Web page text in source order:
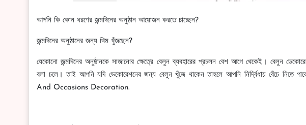
আপনি কি কোন ধরণের জন্মদিনের অনুষ্ঠান আয়োজন করতে চাচ্ছেন?
জন্মদিনের অনুষ্ঠানের জন্য থিম খুঁজছেন?
যেকোনো জন্মদিনের অনুষ্ঠানকে সাজানোর ক্ষেত্রে বেলুন ব্যবহারের প্রচলন বেশ আগে থেকেই। বেলুন
বলা চলে। তাই আপনি যদি ডেকোরেশনের জন্য বেলুন খুঁজে থাকেন তাহলে আপনি নির্দ্বিধায় বেঁচে
And Occasions Decoration.